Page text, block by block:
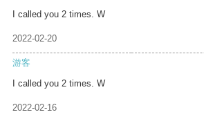
I called you 2 times. W
2022-02-20
游客
I called you 2 times. W
2022-02-16